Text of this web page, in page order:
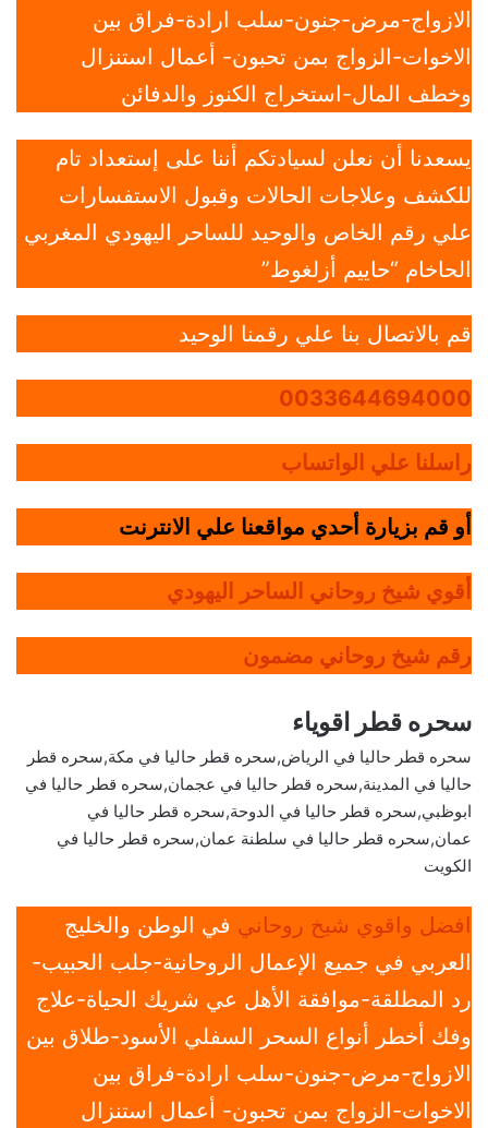
الازواج-مرض-جنون-سلب ارادة-فراق بين
الاخوات-الزواج بمن تحبون- أعمال استنزال
وخطف المال-استخراج الكنوز والدفائن
يسعدنا أن نعلن لسيادتكم أننا على إستعداد تام
للكشف وعلاجات الحالات وقبول الاستفسارات
علي رقم الخاص والوحيد للساحر اليهودي المغربي
الحاخام “حاييم أزلغوط”
قم بالاتصال بنا علي رقمنا الوحيد
0033644694000
راسلنا علي الواتساب
أو قم بزيارة أحدي مواقعنا علي الانترنت
أقوي شيخ روحاني الساحر اليهودي
رقم شيخ روحاني مضمون
سحره قطر اقوياء
سحره قطر حاليا في الرياض,سحره قطر حاليا في مكة,سحره قطر
حاليا في المدينة,سحره قطر حاليا في عجمان,سحره قطر حاليا في
ابوظبي,سحره قطر حاليا في الدوحة,سحره قطر حاليا في
عمان,سحره قطر حاليا في سلطنة عمان,سحره قطر حاليا في
الكويت
افضل واقوي شيخ روحاني في الوطن والخليج
العربي في جميع الإعمال الروحانية-جلب الحبيب-
رد المطلقة-موافقة الأهل عي شريك الحياة-علاج
وفك أخطر أنواع السحر السفلي الأسود-طلاق بين
الازواج-مرض-جنون-سلب ارادة-فراق بين
الاخوات-الزواج بمن تحبون- أعمال استنزال